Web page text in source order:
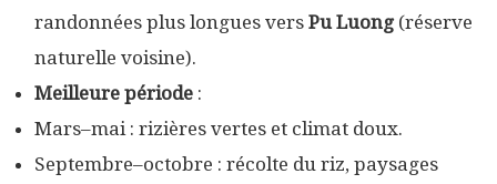
randonnées plus longues vers Pu Luong(réserve
naturelle voisine).
Meilleure période :
Mars–mai : rizières vertes et climat doux.
Septembre–octobre : récolte du riz, paysages